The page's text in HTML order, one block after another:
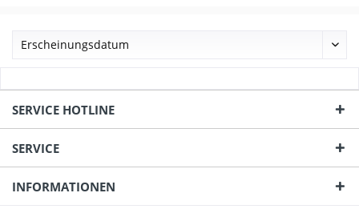
SERVICE HOTLINE
SERVICE
INFORMATIONEN